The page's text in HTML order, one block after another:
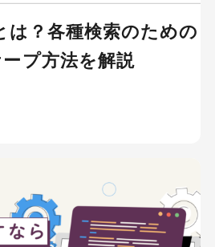
？各種検索のための
プ方法を解説